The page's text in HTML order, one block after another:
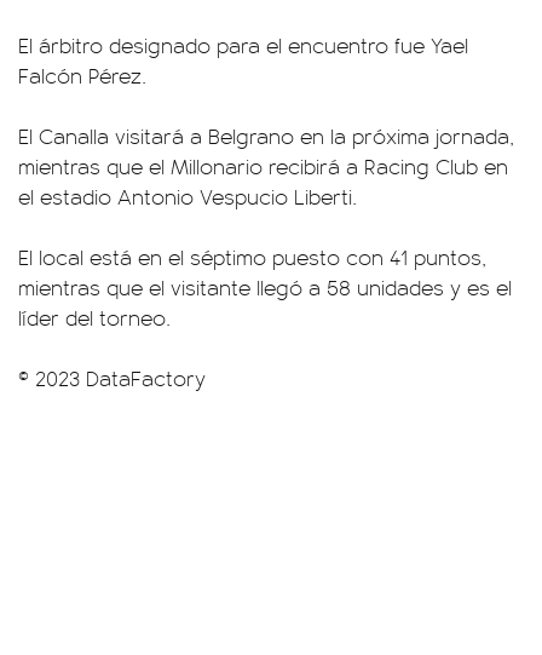
El árbitro designado para el encuentro fue Yael
Falcón Pérez.
El Canalla visitará a Belgrano en la próxima jornada,
mientras que el Millonario recibirá a Racing Club en
el estadio Antonio Vespucio Liberti.
El local está en el séptimo puesto con 41 puntos,
mientras que el visitante llegó a 58 unidades y es el
líder del torneo.
© 2023 DataFactory